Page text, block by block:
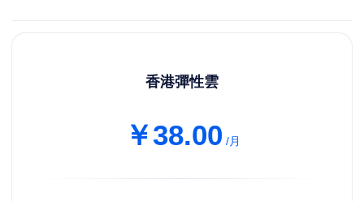
香港彈性雲
￥38.00 /月